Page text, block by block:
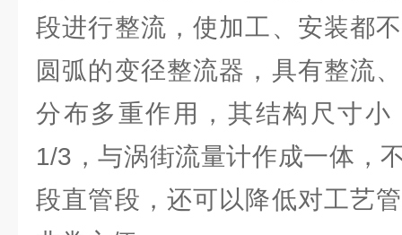
段进行整流，使加工、安装都
圆弧的变径整流器，具有整流
分布多重作用，其结构尺寸小
1/3，与涡街流量计作成一体，
段直管段，还可以降低对工艺